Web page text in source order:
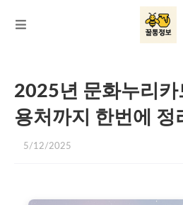
2025년 문화누리카
용처까지 한번에 정
5/12/2025